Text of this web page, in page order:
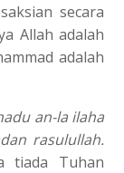
secara
Allah adalah
adalah
an-la ilaha
rasulullah.
tiada Tuhan